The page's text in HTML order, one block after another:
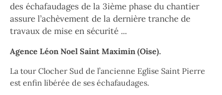
des échafaudages de la 3ième phase du chantier
assure l’achèvement de la dernière tranche de
travaux de mise en sécurité ...
Paragraphes
Agence Léon Noel Saint Maximin (Oise).
La tour Clocher Sud de l’ancienne Eglise Saint Pierre
est enfin libérée de ses échafaudages.